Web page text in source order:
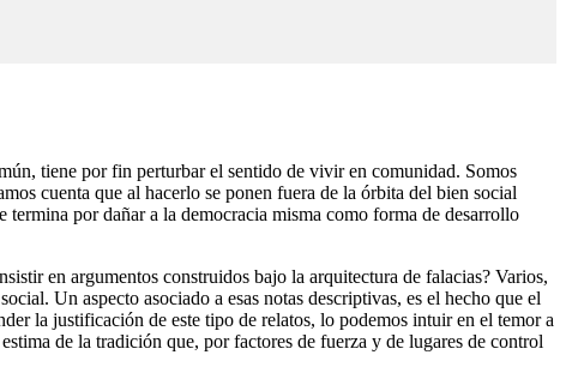
tiene por fin perturbar el sentido de vivir en comunidad. Somos
cuenta que al hacerlo se ponen fuera de la órbita del bien social
por dañar a la democracia misma como forma de desarrollo
en argumentos construidos bajo la arquitectura de falacias? Varios,
Un aspecto asociado a esas notas descriptivas, es el hecho que el
la justificación de este tipo de relatos, lo podemos intuir en el temor a
de la tradición que, por factores de fuerza y de lugares de control